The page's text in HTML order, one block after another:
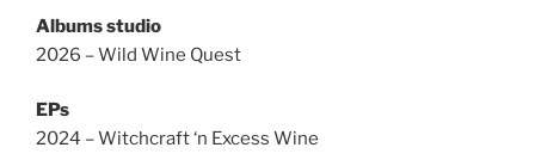
Albums studio
2026 – Wild Wine Quest
EPs
2024 – Witchcraft ‘n Excess Wine